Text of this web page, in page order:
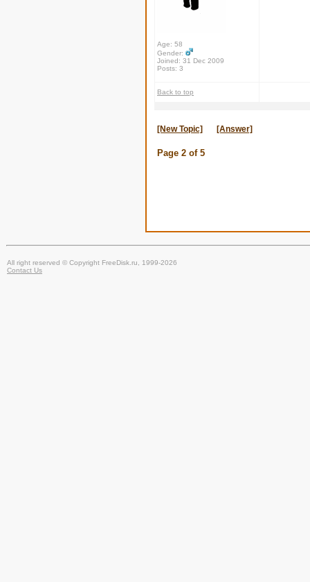
Age: 58
Gender:
Joined: 31 Dec 2009
Posts: 3
Back to top
[New Topic] [Answer]
Page 2 of 5
All right reserved © Copyright FreeDisk.ru, 1999-2026
Contact Us